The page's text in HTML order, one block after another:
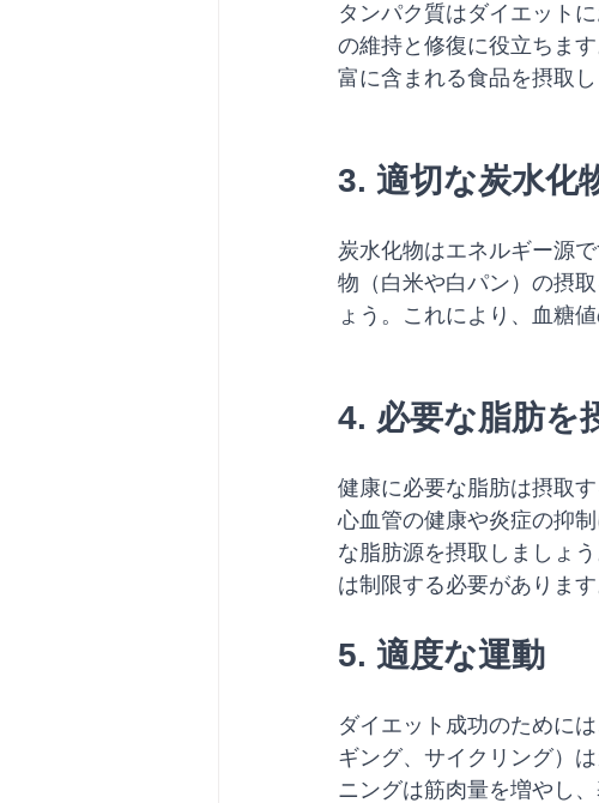
タンパク質はダイエット
の維持と修復に役立ちま
富に含まれる食品を摂取し
3. 適切な炭水化
炭水化物はエネルギー源
物（白米や白パン）の摂
ょう。これにより、血糖
4. 必要な脂肪を
健康に必要な脂肪は摂取
心血管の健康や炎症の抑
な脂肪源を摂取しましょ
は制限する必要があります
5. 適度な運動
ダイエット成功のために
ギング、サイクリング）
ニングは筋肉量を増やし